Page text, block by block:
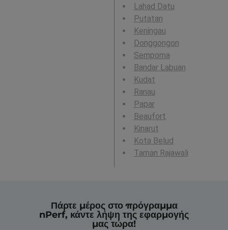
Lahad Datu
Putatan
Keningau
Donggongon
Semporna
Bandar Labuan
Kudat
Ranau
Papar
Beaufort
Kinarut
Kota Belud
Taman Rajawali
Πάρτε μέρος στο πρόγραμμα
nPerf, κάντε λήψη της εφαρμογής
μας τώρα!